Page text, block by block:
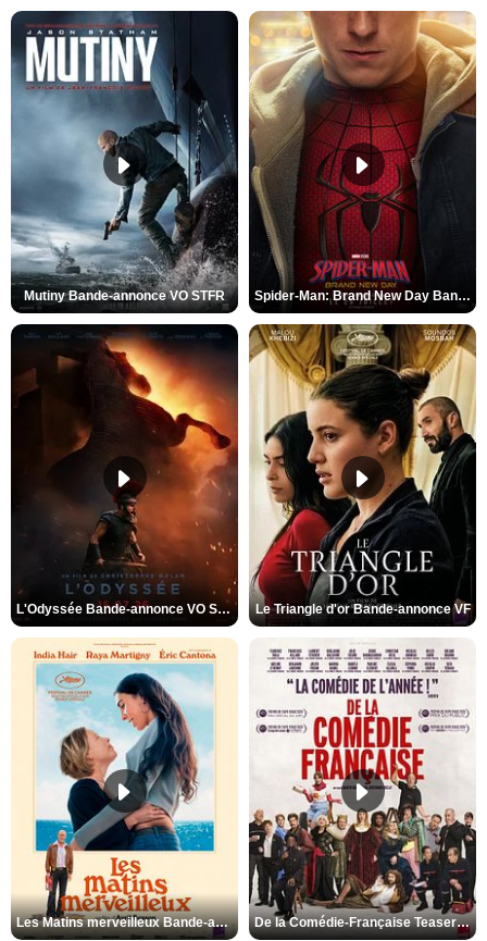
Mutiny Bande-annonce VO STFR Spider-Man: Brand New Day Bande-annonce VO STFR
L'Odyssée Bande-annonce VO STFR Le Triangle d'or Bande-annonce VF
Les Matins merveilleux Bande-annonce VF De la Comédie-Française Teaser VF